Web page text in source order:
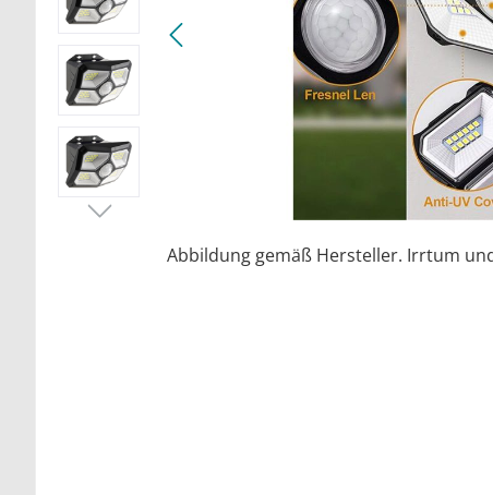
Abbildung gemäß Hersteller. Irrtum